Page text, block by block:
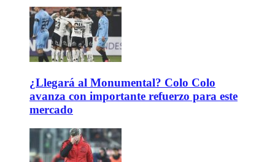
¿Llegará al Monumental? Colo Colo
avanza con importante refuerzo para este
mercado